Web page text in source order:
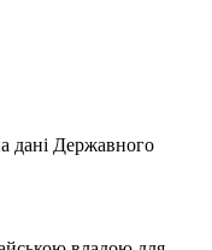
дані Державного